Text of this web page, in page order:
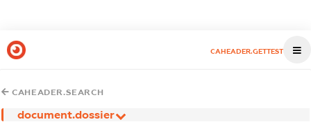
CAHEADER.GETTEST
CAHEADER.SEARCH
document.dossier